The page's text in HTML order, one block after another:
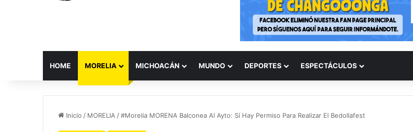
HOME MORELIA MICHOACÁN MUNDO DEPORTES ESPECTÁCULOS
Inicio / MORELIA /#Morelia MORENA Balconea Al Ayto: Sí Hay Permiso Para Realizar El Bedollafest